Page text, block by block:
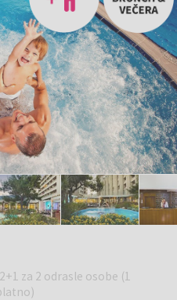
za 2 odrasle osobe (1